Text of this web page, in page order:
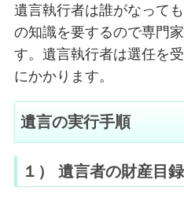
遺言執行者は誰がなって
の知識を要するので専門
す。遺言執行者は選任を
にかかります。
遺言の実行手順
１） 遺言者の財産目